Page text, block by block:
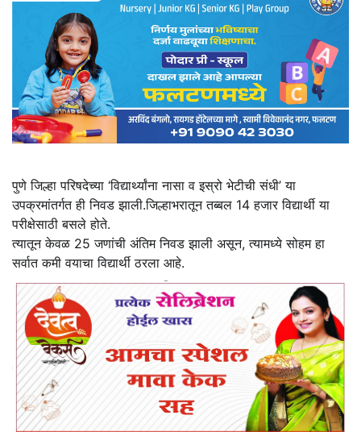
पुणे जिल्हा परिषदेच्या ‘विद्यार्थ्यांना नासा व इस्रो भेटीची संधी’ या
उपक्रमांतर्गत ही निवड झाली.जिल्हाभरातून तब्बल 14 हजार विद्यार्थी या
परीक्षेसाठी बसले होते.
त्यातून केवळ 25 जणांची अंतिम निवड झाली असून, त्यामध्ये सोहम हा
सर्वात कमी वयाचा विद्यार्थी ठरला आहे.